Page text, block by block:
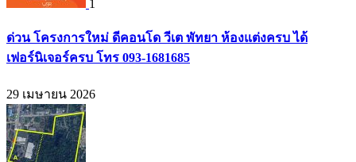
1
ด่วน โครงการใหม่ ดีคอนโด วีเต พัทยา ห้องแต่งครบ ได้
เฟอร์นิเจอร์ครบ โทร 093-1681685
29 เมษายน 2026